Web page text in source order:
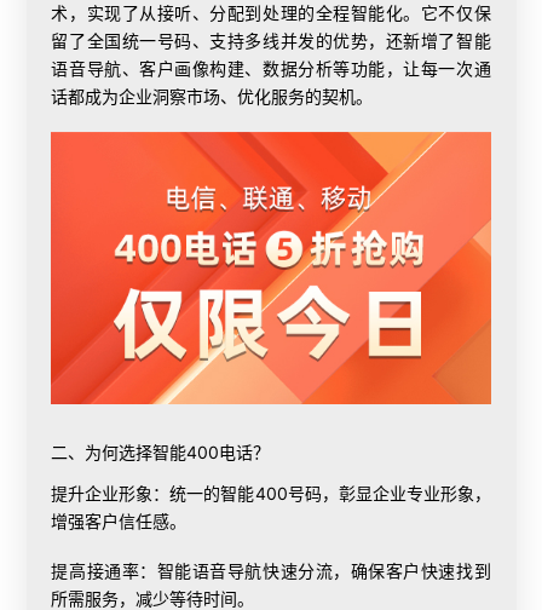
术，实现了从接听、分配到处理的全程智能化。它不仅保
留了全国统一号码、支持多线并发的优势，还新增了智能
语音导航、客户画像构建、数据分析等功能，让每一次通
话都成为企业洞察市场、优化服务的契机。
二、为何选择智能400电话？
提升企业形象：统一的智能400号码，彰显企业专业形象，
增强客户信任感。
提高接通率：智能语音导航快速分流，确保客户快速找到
所需服务，减少等待时间。